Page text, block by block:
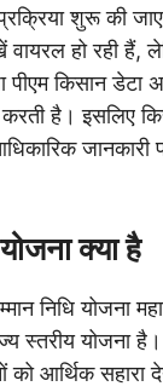
शुरू की
वायरल हो रही हैं,
पीएम किसान डेटा
है। इसलिए
जानकारी
क्या है
निधि योजना
स्तरीय योजना है।
को आर्थिक सहारा